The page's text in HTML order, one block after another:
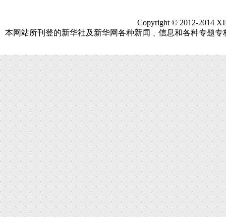
Copyright © 2012-2014
本网站所刊登的新华社及新华网各种新闻﹑信息和各种专题